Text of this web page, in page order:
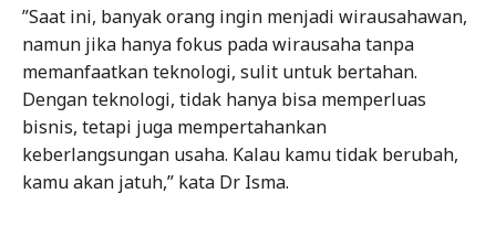
”Saat ini, banyak orang ingin menjadi wirausahawan,
namun jika hanya fokus pada wirausaha tanpa
memanfaatkan teknologi, sulit untuk bertahan.
Dengan teknologi, tidak hanya bisa memperluas
bisnis, tetapi juga mempertahankan
keberlangsungan usaha. Kalau kamu tidak berubah,
kamu akan jatuh,” kata Dr Isma.